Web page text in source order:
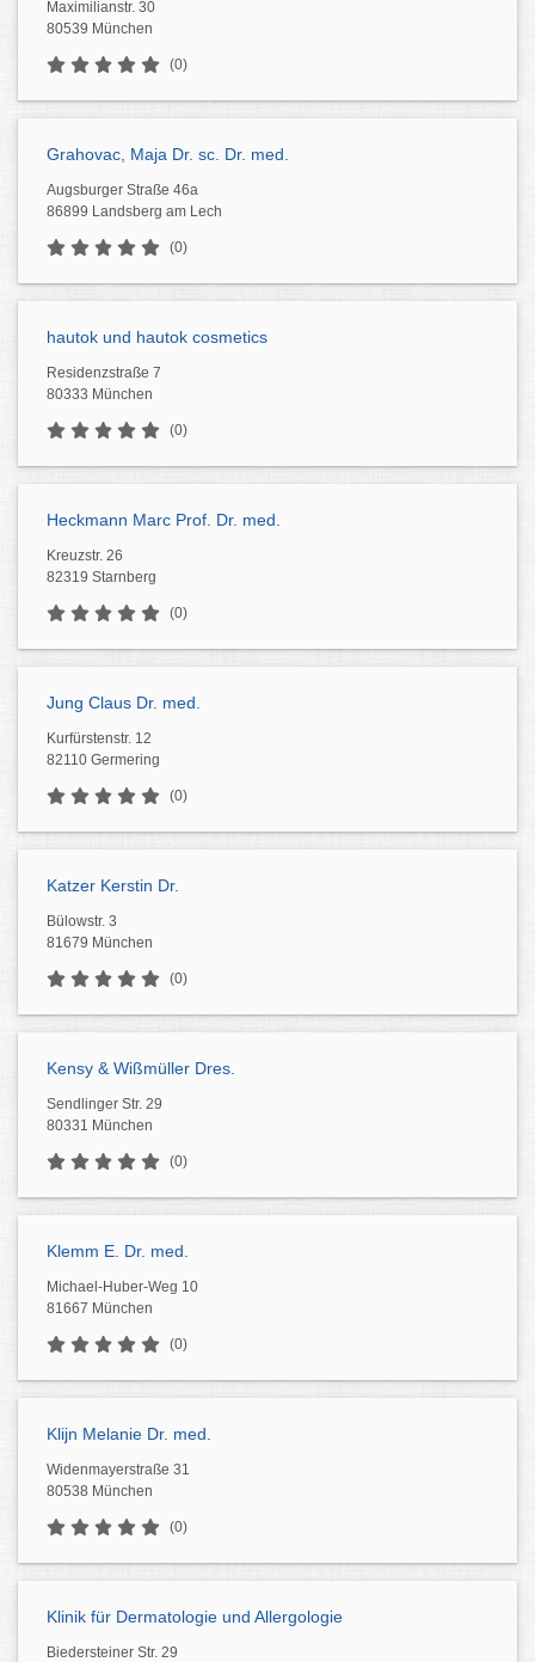
Maximilianstr. 30
80539 München
(0)
Grahovac, Maja Dr. sc. Dr. med.
Augsburger Straße 46a
86899 Landsberg am Lech
(0)
hautok und hautok cosmetics
Residenzstraße 7
80333 München
(0)
Heckmann Marc Prof. Dr. med.
Kreuzstr. 26
82319 Starnberg
(0)
Jung Claus Dr. med.
Kurfürstenstr. 12
82110 Germering
(0)
Katzer Kerstin Dr.
Bülowstr. 3
81679 München
(0)
Kensy & Wißmüller Dres.
Sendlinger Str. 29
80331 München
(0)
Klemm E. Dr. med.
Michael-Huber-Weg 10
81667 München
(0)
Klijn Melanie Dr. med.
Widenmayerstraße 31
80538 München
(0)
Klinik für Dermatologie und Allergologie
Biedersteiner Str. 29